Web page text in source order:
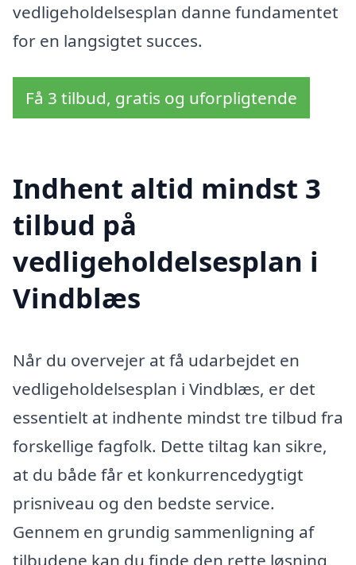
vedligeholdelsesplan danne fundamentet
for en langsigtet succes.
Få 3 tilbud, gratis og uforpligtende
Indhent altid mindst 3
tilbud på
vedligeholdelsesplan i
Vindblæs
Når du overvejer at få udarbejdet en
vedligeholdelsesplan i Vindblæs, er det
essentielt at indhente mindst tre tilbud fra
forskellige fagfolk. Dette tiltag kan sikre,
at du både får et konkurrencedygtigt
prisniveau og den bedste service.
Gennem en grundig sammenligning af
tilbudene kan du finde den rette løsning,